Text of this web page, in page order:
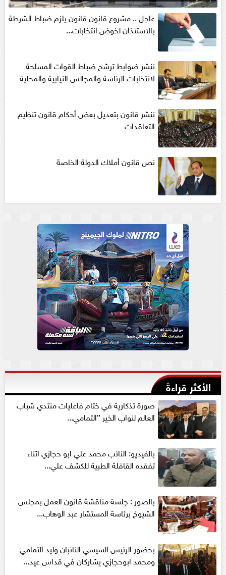
عاجل .. مشروع قانون قانون يلزم ضباط الشرطة
بالاستئذان لخوض انتخابات...
ننشر ضوابط ترشح ضباط القوات المسلحة
لانتخابات الرئاسة والمجالس النيابية والمحلية‎
ننشر قانون بتعديل بعض أحكام قانون تنظيم
التعاقدات
نص قانون أملاك الدولة الخاصة
الأكثر قراءةً
صورة تذكارية في ختام فاعليات منتدي شباب
العالم لنواب الخير ”التمامي...
بالفيديو: النائب محمد علي ابو حجازي اثناء
تفقده القافلة الطبية للكشف علي...
بالصور : جلسة مناقشة قانون العمل بمجلس
الشيوخ برئاسة المستشار عبد الوهاب...
بحضور الرئيس السيسي النائبان وليد التمامي
ومحمد ابوحجازي يشاركان في قداس عيد...